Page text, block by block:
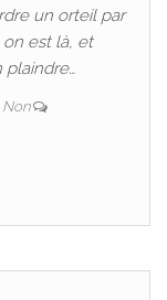
un orteil par
on est là, et
plaindre…
Non